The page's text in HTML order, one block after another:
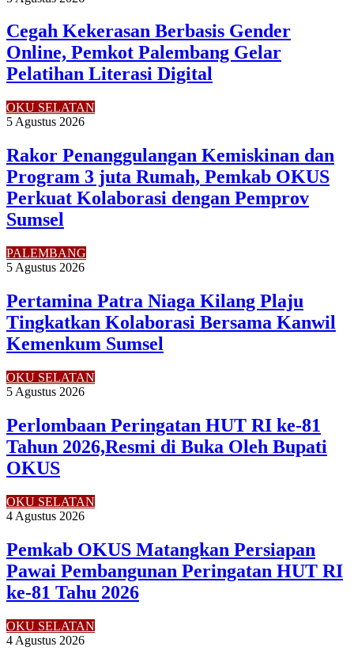
Cegah Kekerasan Berbasis Gender
Online, Pemkot Palembang Gelar
Pelatihan Literasi Digital
OKU SELATAN
5 Agustus 2026
Rakor Penanggulangan Kemiskinan dan
Program 3 juta Rumah, Pemkab OKUS
Perkuat Kolaborasi dengan Pemprov
Sumsel
PALEMBANG
5 Agustus 2026
Pertamina Patra Niaga Kilang Plaju
Tingkatkan Kolaborasi Bersama Kanwil
Kemenkum Sumsel
OKU SELATAN
5 Agustus 2026
Perlombaan Peringatan HUT RI ke-81
Tahun 2026,Resmi di Buka Oleh Bupati
OKUS
OKU SELATAN
4 Agustus 2026
Pemkab OKUS Matangkan Persiapan
Pawai Pembangunan Peringatan HUT RI
ke-81 Tahu 2026
OKU SELATAN
4 Agustus 2026